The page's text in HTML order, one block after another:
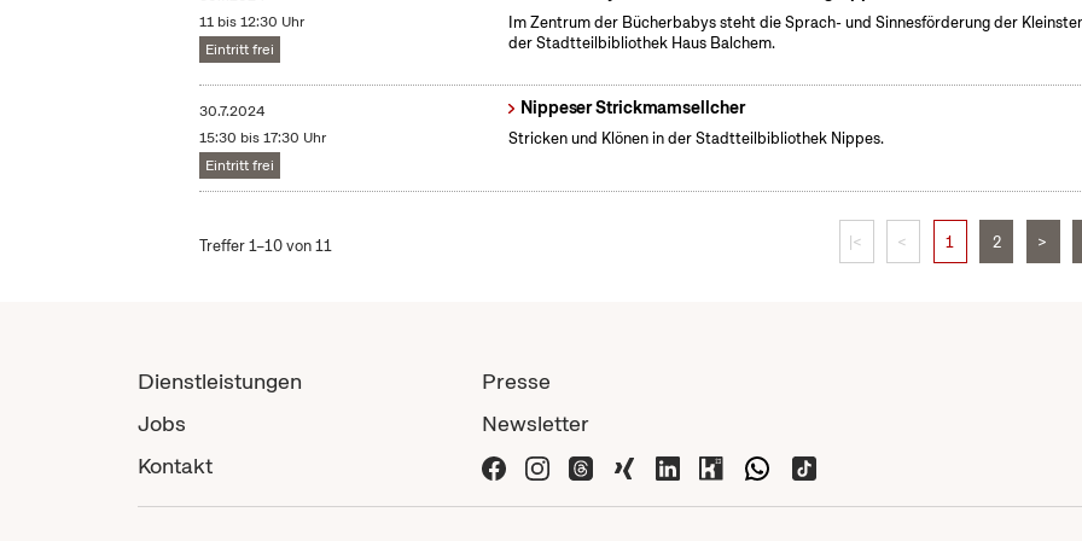
11 bis 12:30 Uhr
Eintritt frei
Im Zentrum der Bücherbabys steht die Sprach- und Sinnesförderung der
der Stadtteilbibliothek Haus Balchem.
30.7.2024
15:30 bis 17:30 Uhr
Eintritt frei
Nippeser Strickmamsellcher
Stricken und Klönen in der Stadtteilbibliothek Nippes.
Treffer 1–10 von 11 |< < 1 2 >
Dienstleistungen
Jobs
Kontakt
Presse
Newsletter